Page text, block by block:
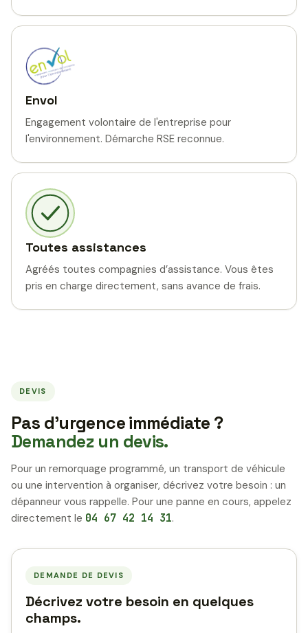
Envol
Engagement volontaire de l'entreprise pour
l'environnement. Démarche RSE reconnue.
Toutes assistances
Agréés toutes compagnies d’assistance. Vous êtes
pris en charge directement, sans avance de frais.
DEVIS
Pas d’urgence immédiate ?
Demandez un devis.
Pour un remorquage programmé, un transport de véhicule
ou une intervention à organiser, décrivez votre besoin : un
dépanneur vous rappelle. Pour une panne en cours, appelez
directement le 04 67 42 14 31.
DEMANDE DE DEVIS
Décrivez votre besoin en quelques
champs.